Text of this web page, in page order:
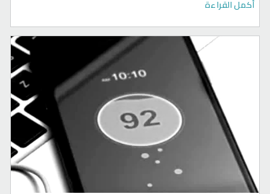
وقعت منذ ايام على جبل برود بيك في باكستان وأودت بحياة
فقدوا حياتهم، ومن بينهم المتسلق العالمي نيمس بورجا، الذي
شكّل مصدر إلهام وشجاعة لعشاق الجبال حول العالم، اضافة
إلى العمانية نظيرة الحارثي، وباقي المتسلقين من باكستان
والولايات المتحدة الأميركية والنيبال… نسأل الله ان يرحمهم الله
جميعاً. إن هذه المأساة تُمثل خسارة كبيرة لجميع محبي
الرياضات الجبلية، وقد تركت أثراً عميقاً في قلوب أفراد مجتمع
رياضة التسلق في لبنان والعالم بأسره. نتضرع إلى الله أن يمنح
ذويهم وأصدقاءهم الصبر والقوة والعزاء. رحمهم الله، ولتبقَ
ذكراهم خالدة في الجبال التي أحبوها.
أكمل القراءة